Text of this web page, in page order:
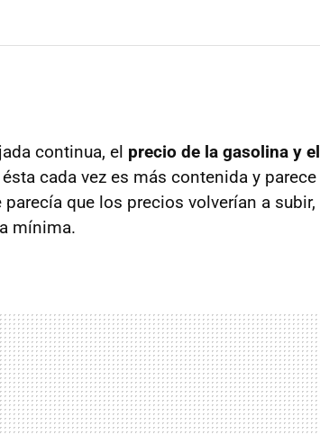
continua, el precio de la gasolina y
cada vez es más contenida y
que los precios volverían a
mínima.